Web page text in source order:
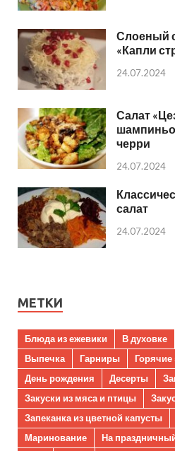
Слоеный
«Капли
24.07.2024
Салат
черри
24.07.2024
салат
24.07.2024
МЕТКИ
Блюда из ежевики В духовке
Выпечка
Гарниры
Горячие
День рождения
Десерты
Закуски из мяса и птицы
Запеканка из цветной капусты
Маринование
На